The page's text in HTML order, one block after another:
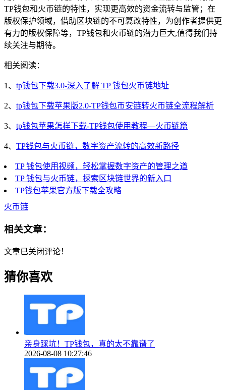
TP钱包和火币链的特性，实现更高效的资金流转与监管；在
版权保护领域，借助区块链的不可篡改特性，为创作者提供更
有力的版权保障等，TP钱包和火币链的潜力巨大,值得我们持
续关注与期待。
相关阅读：
1、 tp钱包下载3.0-深入了解 TP 钱包火币链地址
2、 tp钱包下载苹果版2.0-TP钱包币安链转火币链全流程解析
3、 tp钱包苹果怎样下载-TP钱包使用教程—火币链篇
4、 TP钱包与火币链，数字资产流转的高效新路径
TP 钱包使用视频，轻松掌握数字资产的管理之道
TP 钱包与火币链，探索区块链世界的新入口
TP钱包苹果官方版下载全攻略
火币链
相关文章：
文章已关闭评论！
猜你喜欢
亲身踩坑！TP钱包，真的太不靠谱了
2026-08-08 10:27:46